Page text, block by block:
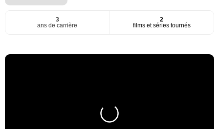
3
ans de carrière
2
films et séries tournés